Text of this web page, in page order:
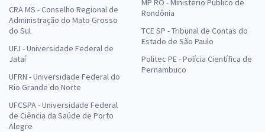
CRA MS - Conselho Regional de
Administração do Mato Grosso
do Sul
UFJ - Universidade Federal de
Jataí
UFRN - Universidade Federal do
Rio Grande do Norte
UFCSPA - Universidade Federal
de Ciência da Saúde de Porto
Alegre
MP RO - Ministério Público de
Rondônia
TCE SP - Tribunal de Contas do
Estado de São Paulo
Politec PE - Polícia Científica de
Pernambuco